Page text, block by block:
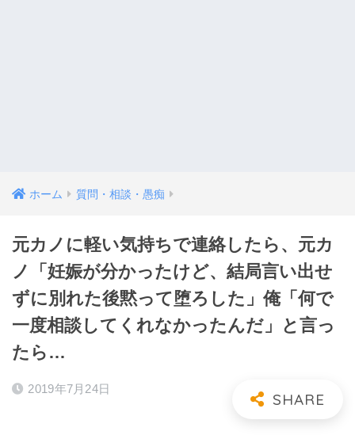
ホーム 質問・相談・愚痴
元カノに軽い気持ちで連絡したら、元カ
ノ「妊娠が分かったけど、結局言い出せ
ずに別れた後黙って堕ろした」俺「何で
一度相談してくれなかったんだ」と言っ
たら…
2019年7月24日